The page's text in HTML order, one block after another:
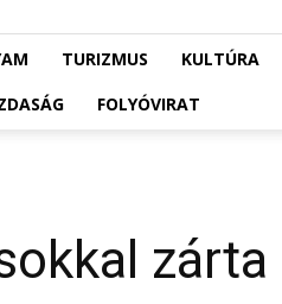
TURIZMUS KULTÚRA
FOLYÓVIRAT
zárta